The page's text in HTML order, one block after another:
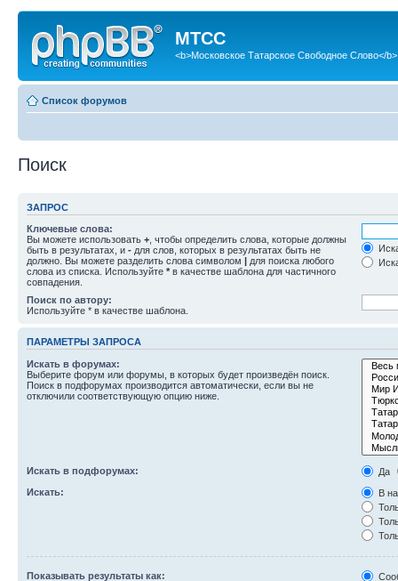
МТСС
<b>Московское Татарское Свободное Слово</b>
Список форумов
Поиск
ЗАПРОС
Ключевые слова:
Вы можете использовать + , чтобы определить слова, которые должны
быть в результатах, и - для слов, которых в результатах быть не
должно. Вы можете разделить слова символом | для поиска любого
слова из списка. Используйте * в качестве шаблона для частичного
совпадения.
Поиск по автору:
Используйте * в качестве шаблона.
ПАРАМЕТРЫ ЗАПРОСА
Искать в форумах:
Выберите форум или форумы, в которых будет произведён поиск.
Поиск в подфорумах производится автоматически, если вы не
отключили соответствующую опцию ниже.
Искать в подфорумах:
Да
Искать:
В
Показывать результаты как: